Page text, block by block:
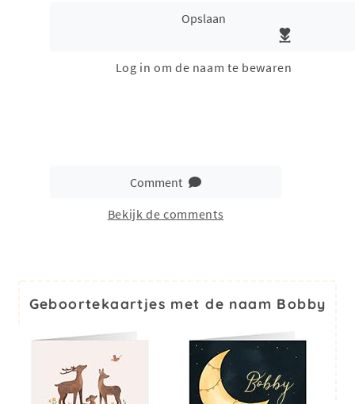
Opslaan
Log in om de naam te bewaren
Comment
Bekijk de comments
Geboortekaartjes met de naam Bobby